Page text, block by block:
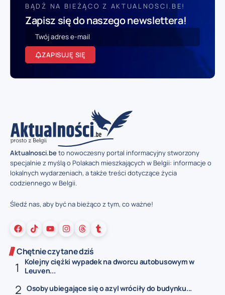
BĄDŹ NA BIEŻĄCO Z AKTUALNOSCI.BE!
Zapisz się do naszego newslettera!
ZAPISUJĘ SIĘ
Aktualnosci.beto nowoczesny portal informacyjny stworzony
specjalnie z myślą o Polakach mieszkających w Belgii: informacje o
lokalnych wydarzeniach, a także treści dotyczące życia
codziennego w Belgii.
Śledź nas, aby być na bieżąco z tym, co ważne!
Chętnie czytane dziś
Kolejny ciężki wypadek na dworcu autobusowym w
Leuven...
Osoby ubiegające się o azyl wróciły do budynku...